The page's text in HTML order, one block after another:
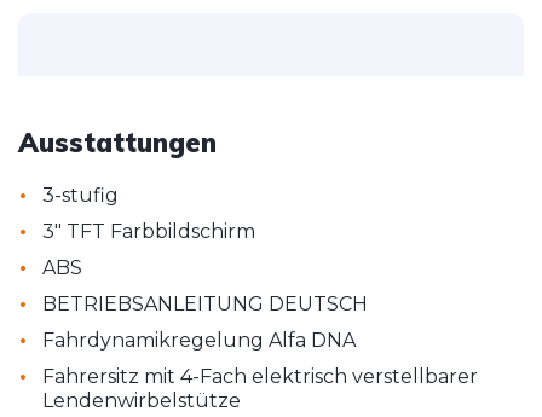
Ausstattungen
• 3-stufig
• 3" TFT Farbbildschirm
• ABS
• BETRIEBSANLEITUNG DEUTSCH
• Fahrdynamikregelung Alfa DNA
•
Fahrersitz mit 4-Fach elektrisch verstellbarer
Lendenwirbelstütze